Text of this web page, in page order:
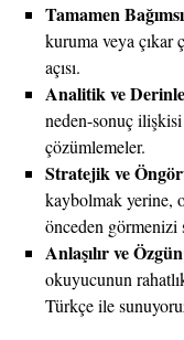
Tamamen
kuruma veya çıkar
açısı.
Analitik ve
neden-sonuç
çözümlemeler.
Stratejik ve
kaybolmak yerine,
önceden görmenizi
Anlaşılır ve
okuyucunun
Türkçe ile